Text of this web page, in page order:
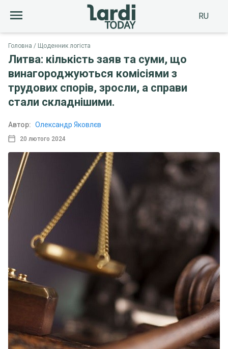
RU
Головна Щоденник логіста
Литва: кількість заяв та суми, що
винагороджуються комісіями з
трудових спорів, зросли, а справи
стали складнішими.
20 лютого 2024
Автор: Олександр Яковлєв